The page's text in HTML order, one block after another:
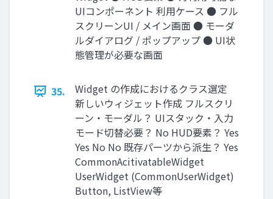
UIコンポーネント 利用ケース ● フル
スクリーンUI / メイン画面 ● モーダ
ルダイアログ / ポップアップ ● UI状
態管理が必要な画面
35.
Widget の作成におけるクラス選定
新しいウィジェット作成 フルスクリ
ーン・モーダル？ UIスタック・入力
モード切替必要？ No HUD要素？ Yes
Yes No No 既存パーツから派生？ Yes
CommonAcitivatableWidget
UserWidget (CommonUserWidget)
Button, ListView等